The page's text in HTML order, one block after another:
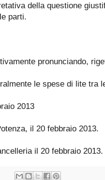
della questione
parti.
pronunciando,
le spese di lite tra
2013
il 20 febbraio 2013.
il 20 febbraio 2013.